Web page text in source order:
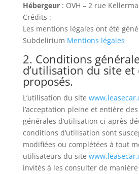
Hébergeur: OVH – 2 rue
Crédits :
Les mentions légales ont été
Subdelirium Mentions légales
2. Conditions
d’utilisation du site et
proposés.
L’utilisation du site
l’acceptation pleine et entière
générales d’utilisation ci-après
conditions d’utilisation sont
modifiées ou complétées à tout
utilisateurs du site
invités à les consulter de